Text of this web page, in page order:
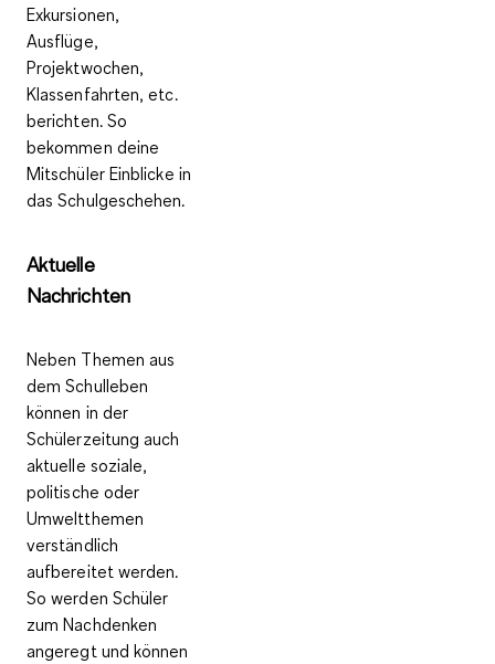
Exkursionen,
Ausflüge,
Projektwochen,
Klassenfahrten, etc.
berichten. So
bekommen deine
Mitschüler Einblicke in
das Schulgeschehen.
Aktuelle
Nachrichten
Neben Themen aus
dem Schulleben
können in der
Schülerzeitungauch
aktuelle soziale,
politische oder
Umweltthemen
verständlich
aufbereitet werden.
So werden Schüler
zum Nachdenken
angeregt und können